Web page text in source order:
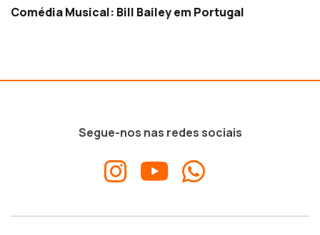
Comédia Musical: Bill Bailey em Portugal
Segue-nos nas redes sociais